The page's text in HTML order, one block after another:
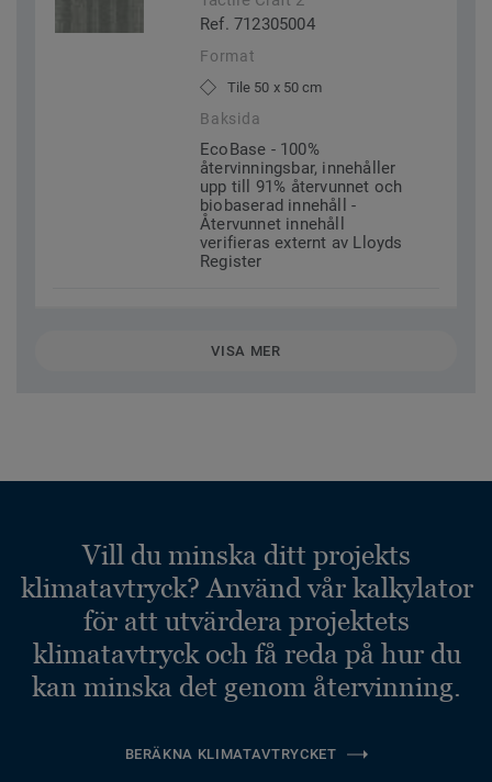
Ref. 712305004
Format
Tile 50 x 50 cm
Baksida
EcoBase - 100%
återvinningsbar, innehåller
upp till 91% återvunnet och
biobaserad innehåll -
Återvunnet innehåll
verifieras externt av Lloyds
Register
VISA MER
Vill du minska ditt projekts
klimatavtryck? Använd vår kalkylator
för att utvärdera projektets
klimatavtryck och få reda på hur du
kan minska det genom återvinning.
BERÄKNA KLIMATAVTRYCKET